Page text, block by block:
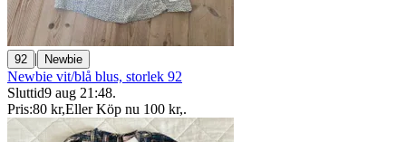
92 | Newbie
Newbie vit/blå blus, storlek 92
Sluttid9 aug 21:48.
Pris:80 kr,Eller Köp nu 100 kr,.